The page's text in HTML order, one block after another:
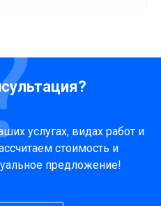
услугах, видах работ и
стоимость и
предложение!